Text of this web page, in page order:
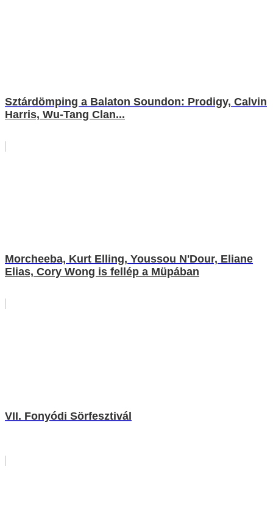
Sztárdömping a Balaton Soundon: Prodigy, Calvin
Harris, Wu-Tang Clan...
Morcheeba, Kurt Elling, Youssou N'Dour, Eliane
Elias, Cory Wong is fellép a Müpában
VII. Fonyódi Sörfesztivál